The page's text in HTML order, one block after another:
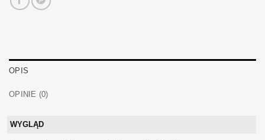
OPIS
OPINIE (0)
WYGLĄD